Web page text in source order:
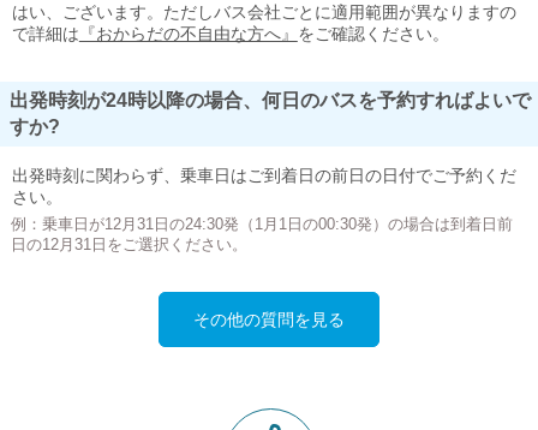
はい、ございます。ただしバス会社ごとに適用範囲が異なりますの
で詳細は 『おからだの不自由な方へ』 をご確認ください。
出発時刻が24時以降の場合、何日のバスを予約すればよいで
すか?
出発時刻に関わらず、乗車日はご到着日の前日の日付でご予約くだ
さい。
例：乗車日が12月31日の24:30発（1月1日の00:30発）の場合は到着日前
日の12月31日をご選択ください。
その他の質問を見る